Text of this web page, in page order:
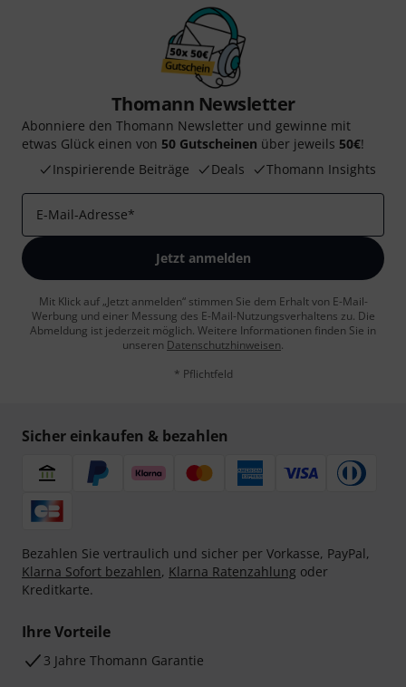
Thomann Newsletter
Abonniere den Thomann Newsletter und gewinne mit
etwas Glück einen von 50 Gutscheinen über jeweils 50€!
Inspirierende Beiträge
Deals Thomann Insights
E-Mail-Adresse*
Jetzt anmelden
Mit Klick auf „Jetzt anmelden“ stimmen Sie dem Erhalt von E-Mail-
Werbung und einer Messung des E-Mail-Nutzungsverhaltens zu. Die
Abmeldung ist jederzeit möglich. Weitere Informationen finden Sie in
unseren Datenschutzhinweisen.
* Pflichtfeld
Sicher einkaufen & bezahlen
Bezahlen Sie vertraulich und sicher per Vorkasse, PayPal,
Klarna Sofort bezahlen, Klarna Ratenzahlung oder
Kreditkarte.
Ihre Vorteile
3 Jahre Thomann Garantie